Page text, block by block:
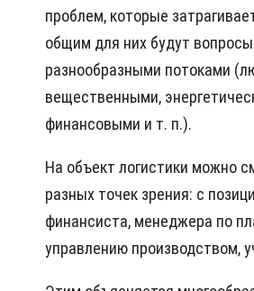
проблем, которые
общим для них будут
разнообразными потоками
вещественными,
финансовыми и т. п.).
На объект логистики можно
разных точек зрения: с
финансиста, менеджера по
управлению производством,